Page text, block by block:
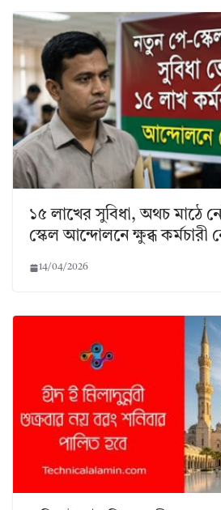
১৫ লাখের সুবিধা, অথচ মাঠে
স্কেল আন্দোলনে ক্ষুব্ধ কর্মচারী
14/04/2026